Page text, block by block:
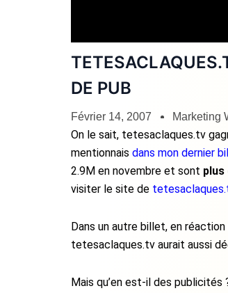
DE PUB
Février 14, 2007 Marketing
On le sait, tetesaclaques.tv
mentionnais dans mon dernier
2.9M en novembre et sont plus
visiter le site de
Dans un autre billet, en réaction
tetesaclaques.tv aurait aussi
Mais qu’en est-il des publicités